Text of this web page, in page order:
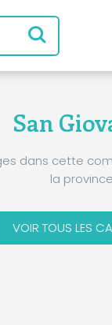
San
dans cette
la
VOIR TOUS LES